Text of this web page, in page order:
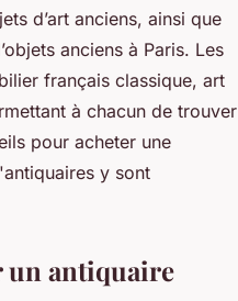
d’art anciens, ainsi que
anciens à Paris. Les
français classique, art
à chacun de trouver
pour acheter une
y sont
un antiquaire